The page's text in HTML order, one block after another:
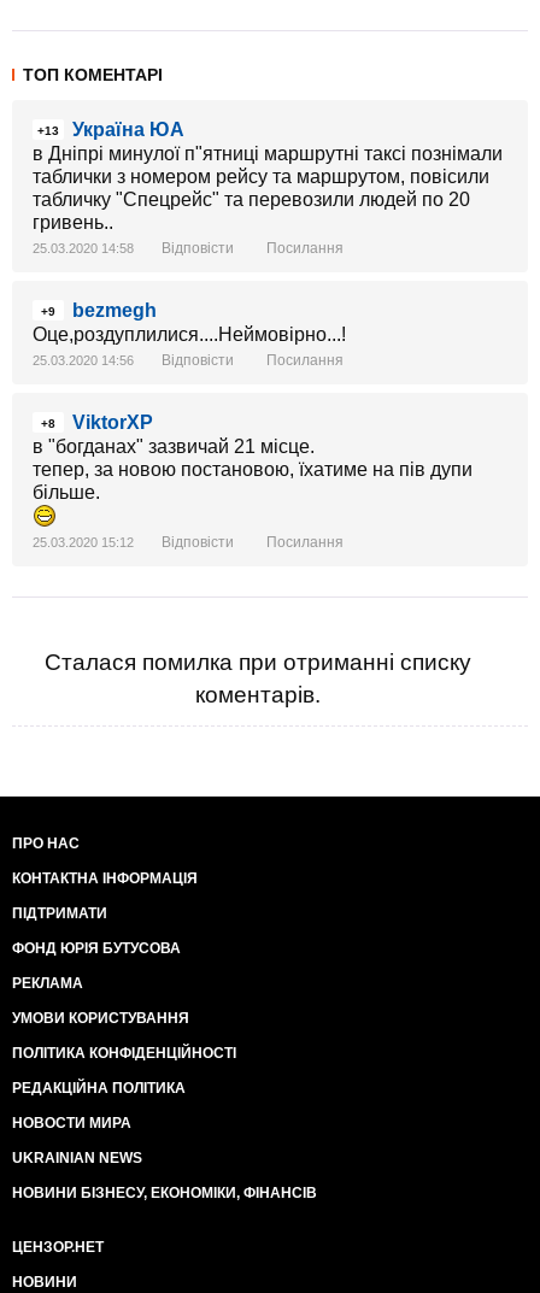
ТОП КОМЕНТАРІ
+13
Україна ЮА
в Дніпрі минулої п"ятниці маршрутні таксі познімали
таблички з номером рейсу та маршрутом, повісили
табличку "Спецрейс" та перевозили людей по 20
гривень..
25.03.2020 14:58 Відповісти Посилання
+9
bezmegh
Оце,роздуплилися....Неймовірно...!
25.03.2020 14:56 Відповісти Посилання
+8
ViktorXP
в "богданах" зазвичай 21 місце.
тепер, за новою постановою, їхатиме на пів дупи
більше.
25.03.2020 15:12 Відповісти Посилання
Сталася помилка при отриманні списку
коментарів.
ПРО НАС
КОНТАКТНА ІНФОРМАЦІЯ
ПІДТРИМАТИ
ФОНД ЮРІЯ БУТУСОВА
РЕКЛАМА
УМОВИ КОРИСТУВАННЯ
ПОЛІТИКА КОНФІДЕНЦІЙНОСТІ
РЕДАКЦІЙНА ПОЛІТИКА
НОВОСТИ МИРА
UKRAINIAN NEWS
НОВИНИ БІЗНЕСУ, ЕКОНОМІКИ, ФІНАНСІВ
ЦЕНЗОР.НЕТ
НОВИНИ